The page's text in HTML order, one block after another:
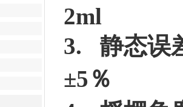
2ml
3. 静态
±5％